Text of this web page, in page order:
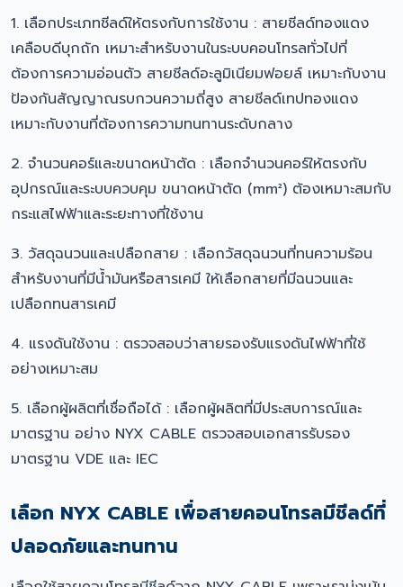
1. เลือกประเภทชีลด์ให้ตรงกับการใช้งาน : สายชีลด์ทองแดง
เคลือบดีบุกถัก เหมาะสำหรับงานในระบบคอนโทรลทั่วไปที่
ต้องการความอ่อนตัว สายชีลด์อะลูมิเนียมฟอยล์ เหมาะกับงาน
ป้องกันสัญญาณรบกวนความถี่สูง สายชีลด์เทปทองแดง
เหมาะกับงานที่ต้องการความทนทานระดับกลาง
2. จำนวนคอร์และขนาดหน้าตัด : เลือกจำนวนคอร์ให้ตรงกับ
อุปกรณ์และระบบควบคุม ขนาดหน้าตัด (mm²) ต้องเหมาะสมกับ
กระแสไฟฟ้าและระยะทางที่ใช้งาน
3. วัสดุฉนวนและเปลือกสาย : เลือกวัสดุฉนวนที่ทนความร้อน
สำหรับงานที่มีน้ำมันหรือสารเคมี ให้เลือกสายที่มีฉนวนและ
เปลือกทนสารเคมี
4. แรงดันใช้งาน : ตรวจสอบว่าสายรองรับแรงดันไฟฟ้าที่ใช้
อย่างเหมาะสม
5. เลือกผู้ผลิตที่เชื่อถือได้ : เลือกผู้ผลิตที่มีประสบการณ์และ
มาตรฐาน อย่าง NYX CABLE ตรวจสอบเอกสารรับรอง
มาตรฐาน VDE และ IEC
เลือก NYX CABLE เพื่อสายคอนโทรลมีชีลด์ที่
ปลอดภัยและทนทาน